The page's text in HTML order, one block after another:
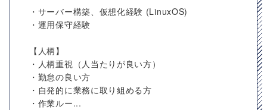
・サーバー構築、仮想化経験 (LinuxOS)
・運用保守経験
【人柄】
・人柄重視（人当たりが良い方）
・勤怠の良い方
・自発的に業務に取り組める方
・作業ルー...